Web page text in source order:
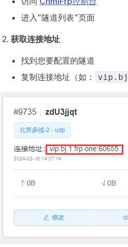
进入"隧道列表"页面
获取连接地址
找到您要配置的隧道
复制连接地址（如：